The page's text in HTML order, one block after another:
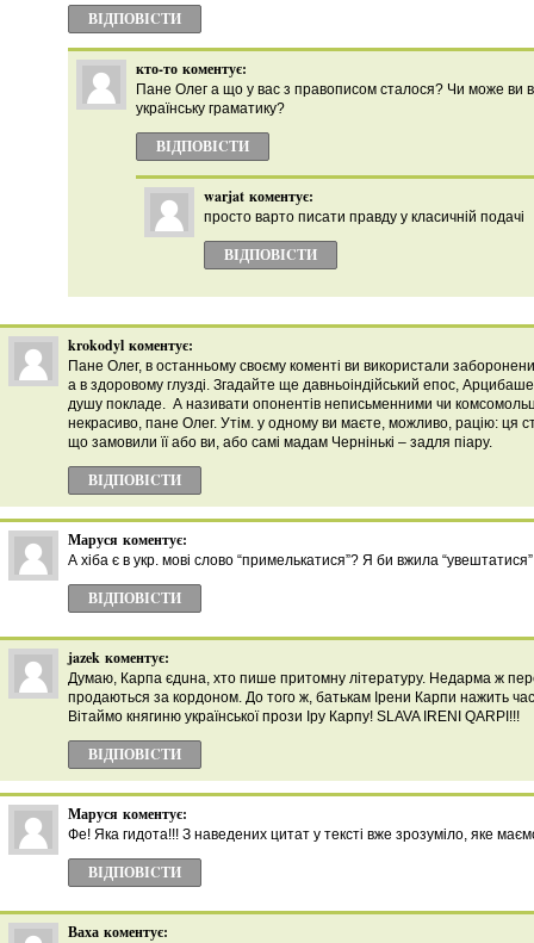
ВІДПОВІCТИ
кто-то коментує:
Пане Олег а що у вас з правописом сталося? Чи може ви
українську граматику?
ВІДПОВІCТИ
warjat коментує:
просто варто писати правду у класичній подачі
ВІДПОВІCТИ
krokodyl коментує:
Пане Олег, в останньому своєму коменті ви використали
а в здоровому глузді. Згадайте ще давньоіндійський епос,
душу покладе. А називати опонентів неписьменними чи
некрасиво, пане Олег. Утім. у одному ви маєте, можливо, рацію: ця
що замовили її або ви, або самі мадам Чернінькі – задля піару.
ВІДПОВІCТИ
Маруся коментує:
А хіба є в укр. мові слово “примелькатися”? Я би вжила
ВІДПОВІCТИ
jazek коментує:
Думаю, Карпа єдuна, хто пише притомну літературу. Недарма ж
продаються за кордоном. До того ж, батькам Ірени Карпи нажить
Вітаймо княгиню української прози Іру Карпу! SLAVA IRENI QARPI!!!
ВІДПОВІCТИ
Маруся коментує:
Фе! Яка гидота!!! З наведених цитат у тексті вже зрозуміло, яке
ВІДПОВІCТИ
Ваха коментує: